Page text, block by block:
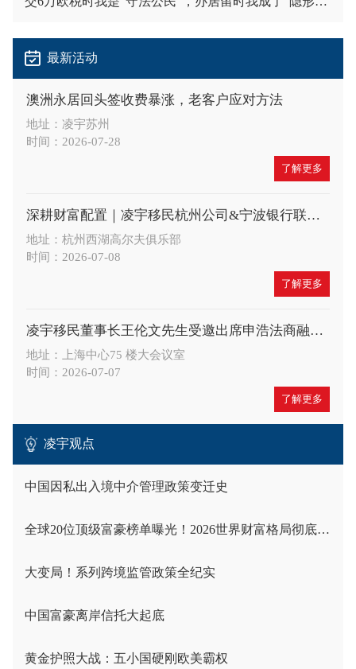
最新活动
澳洲永居回头签收费暴涨，老客户应对方法
地址：凌宇苏州
时间：2026-07-28
了解更多
深耕财富配置｜凌宇移民杭州公司&宁波银行联合举办高端财富沙龙，共探A股大势与全球身份布局新机遇
地址：杭州西湖高尔夫俱乐部
时间：2026-07-08
了解更多
凌宇移民董事长王伦文先生受邀出席申浩法商融合论坛，深度解读 CRS 与税务合规新趋势
地址：上海中心75 楼大会议室
时间：2026-07-07
了解更多
凌宇观点
中国因私出入境中介管理政策变迁史
全球20位顶级富豪榜单曝光！2026世界财富格局彻底洗牌
大变局！系列跨境监管政策全纪实
中国富豪离岸信托大起底
黄金护照大战：五小国硬刚欧美霸权